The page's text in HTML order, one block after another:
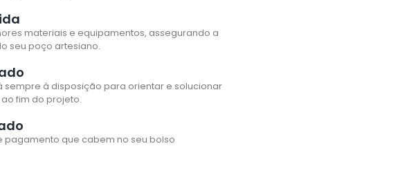
materiais e equipamentos, assegurando a
seu poço artesiano.
sempre à disposição para orientar e solucionar
fim do projeto.
que cabem no seu bolso